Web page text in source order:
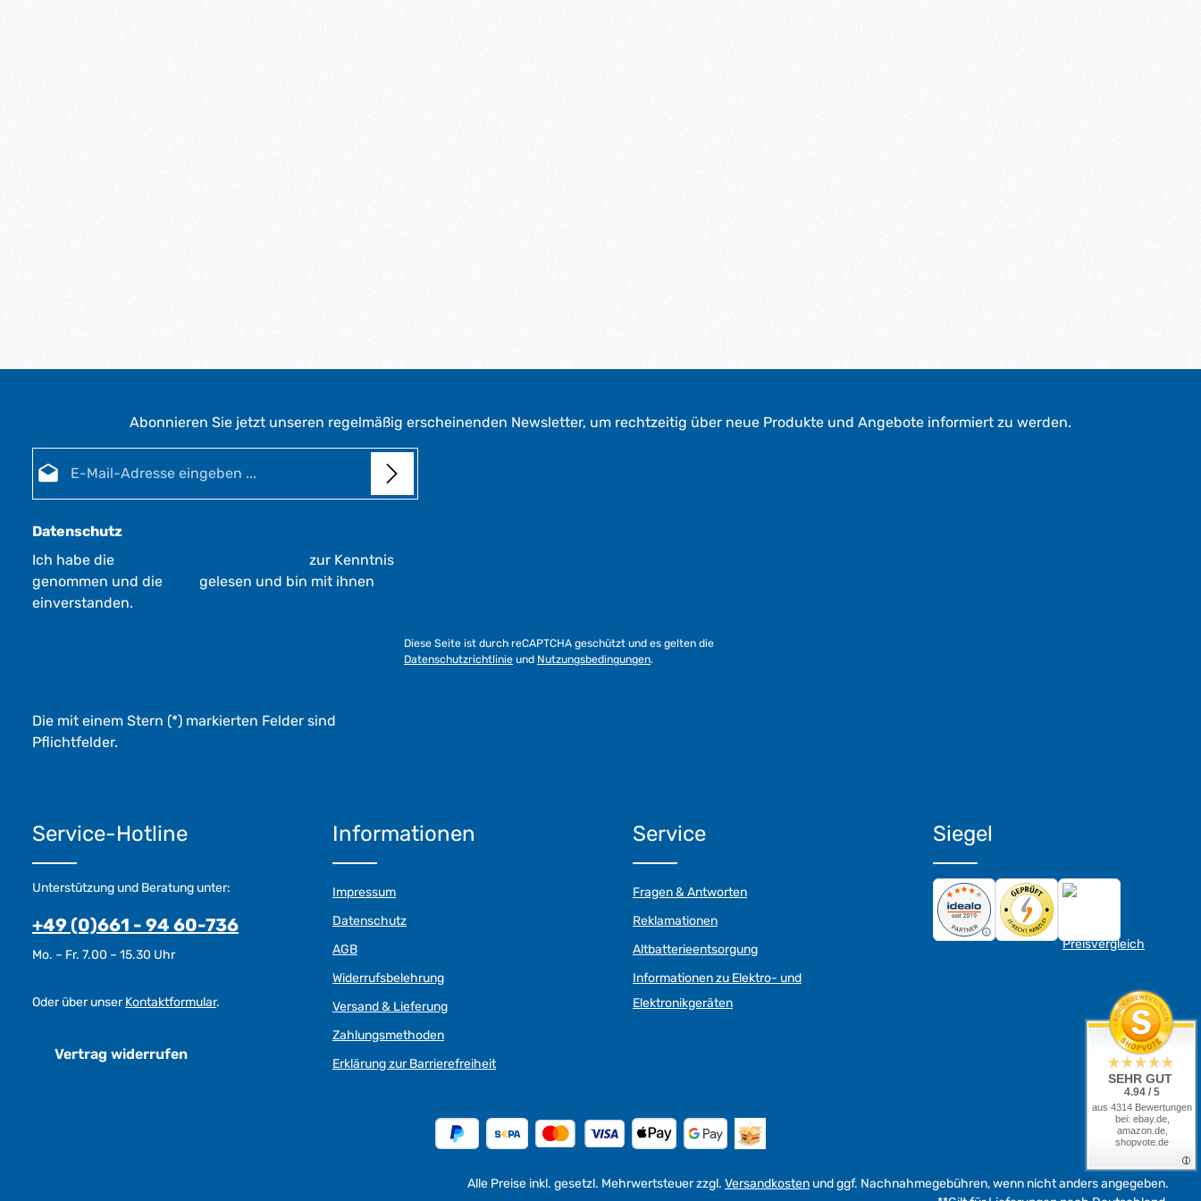
Abonnieren Sie jetzt unseren regelmäßig erscheinenden Newsletter, um rechtzeitig über neue Produkte und Angebote informiert zu werden.
Datenschutz
Ich habe die
zur Kenntnis
genommen und die
gelesen und bin mit ihnen
einverstanden.
Diese Seite ist durch reCAPTCHA geschützt und es gelten die
Datenschutzrichtlinie und Nutzungsbedingungen.
Die mit einem Stern (*) markierten Felder sind
Pflichtfelder.
Service-Hotline
Unterstützung und Beratung unter:
+49 (0)661 - 94 60-736
Mo. – Fr. 7.00 – 15.30 Uhr
Oder über unserKontaktformular.
Vertrag widerrufen
Informationen
Impressum
Datenschutz
AGB
Widerrufsbelehrung
Versand & Lieferung
Zahlungsmethoden
Erklärung zur Barrierefreiheit
Service
Fragen & Antworten
Reklamationen
Altbatterieentsorgung
Informationen zu Elektro- und
Elektronikgeräten
Siegel
Alle Preise inkl. gesetzl. Mehrwertsteuer zzgl. Versandkosten und ggf. Nachnahmegebühren, wenn nicht anders angegeben.
SEHR GUT
4.94 / 5
aus 4314 Bewertungen
bei: ebay.de,
amazon.de,
shopvote.de